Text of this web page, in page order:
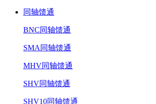
同轴馈通
BNC同轴馈通
SMA同轴馈通
MHV同轴馈通
SHV同轴馈通
SHV10同轴馈通